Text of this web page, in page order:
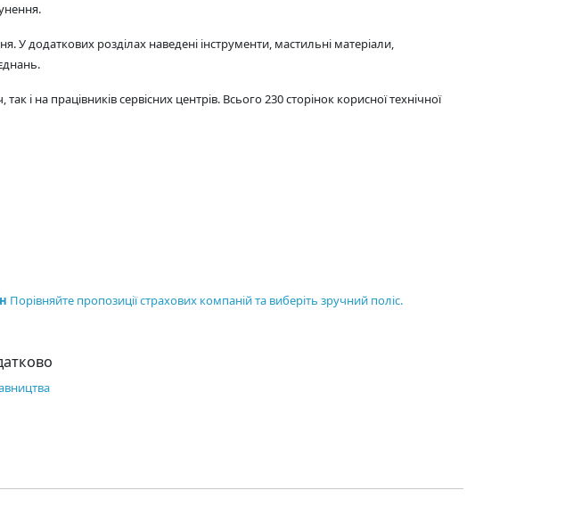
У додаткових розділах наведені інструменти, мастильні матеріали,
і на працівників сервісних центрів. Всього 230 сторінок корисної технічної
Порівняйте пропозиції страхових компаній та виберіть зручний поліс.